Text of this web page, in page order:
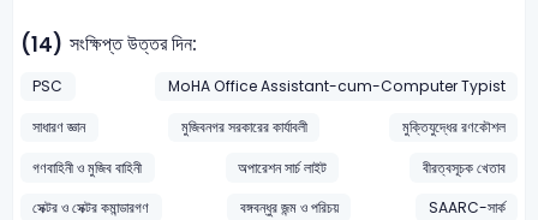
(14) সংক্ষিপ্ত উত্তর দিন:
PSC
MoHA Office Assistant-cum-Computer Typist
সাধারণ জ্ঞান
মুজিবনগর সরকারের কার্যাবলী
মুক্তিযুদ্ধের রণকৌশল
গণবাহিনী ও মুজিব বাহিনী
অপারেশন সার্চ লাইট
বীরত্বসূচক খেতাব
সেক্টর ও সেক্টর কমান্ডারগণ
বঙ্গবন্ধুর জন্ম ও পরিচয়
SAARC-সার্ক